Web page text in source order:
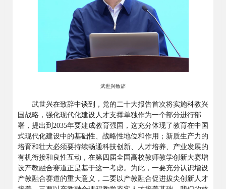
武世兴致辞
武世兴在致辞中谈到，党的二十大报告首次将实施科教兴
国战略，强化现代化建设人才支撑单独作为一个部分进行部
署，提出到2035年要建成教育强国，这充分体现了教育在中国
式现代化建设中的基础性、战略性地位和作用；新质生产力的
培育和壮大必须要持续畅通科技创新、人才培养、产业发展的
有机衔接和良性互动，在第四届全国高校教师教学创新大赛增
设产教融合赛道正是基于这一考虑。为此，一要充分认识增设
产教融合赛道的重大意义，二要以产教融合促进拔尖创新人才